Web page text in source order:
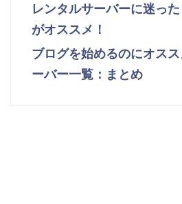
レンタルサーバーに迷っ
がオススメ！
ブログを始めるのにオス
ーバー一覧：まとめ